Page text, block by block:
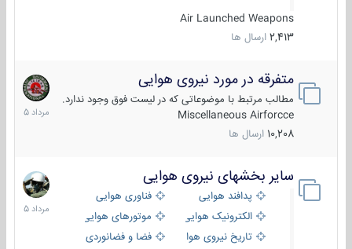
Air Launched Weapons
2,413 ارسال ها
متفرقه در مورد نیروی هوایی
مطالب مرتبط با موضوعاتی که در لیست فوق وجود ندارد.
Miscellaneous Airforcce
10,208 ارسال ها
7
مرداد
1405
سایر بخشهای نیروی هوایی
پدافند هوایی
فناوری هوایی
الکترونیک هوایی
موتورهای هوایی
تاریخ نیروی هوایی
فضا و فضانوردی
2
مرداد
1405